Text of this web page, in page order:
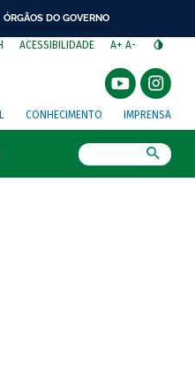
ÓRGÃOS DO GOVERNO
ACESSIBILIDADE A+ A-
CONHECIMENTO IMPRENSA